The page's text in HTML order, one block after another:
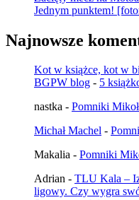
Jednym punktem!
Najnowsze
Kot w książce, kot w
BGPW blog - 5
nastka - Pomniki
Michał Machel -
Makalia - Pomniki
Adrian - TLU Kala –
ligowy. Czy wygra